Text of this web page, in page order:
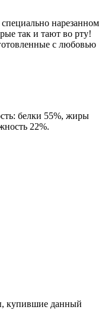
нарезанном
так и тают во рту!
с любовью
белки 55%, жиры
22%.
купившие данный